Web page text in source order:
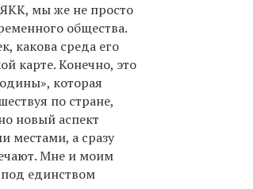
мы же не просто
общества.
какова среда его
карте. Конечно, это
которая
по стране,
новый аспект
местами, а сразу
Мне и моим
единством